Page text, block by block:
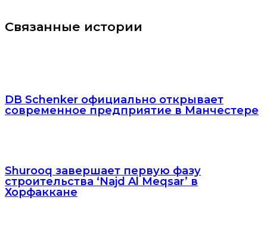
Связанные истории
DB Schenker официально открывает
современное предприятие в Манчестере
Shurooq завершает первую фазу
строительства ‘Najd Al Meqsar’ в
Хорфаккане